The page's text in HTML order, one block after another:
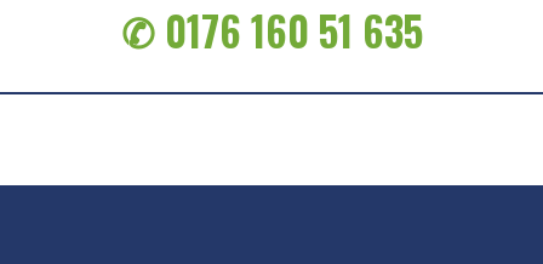
✆ 0176 160 51 635